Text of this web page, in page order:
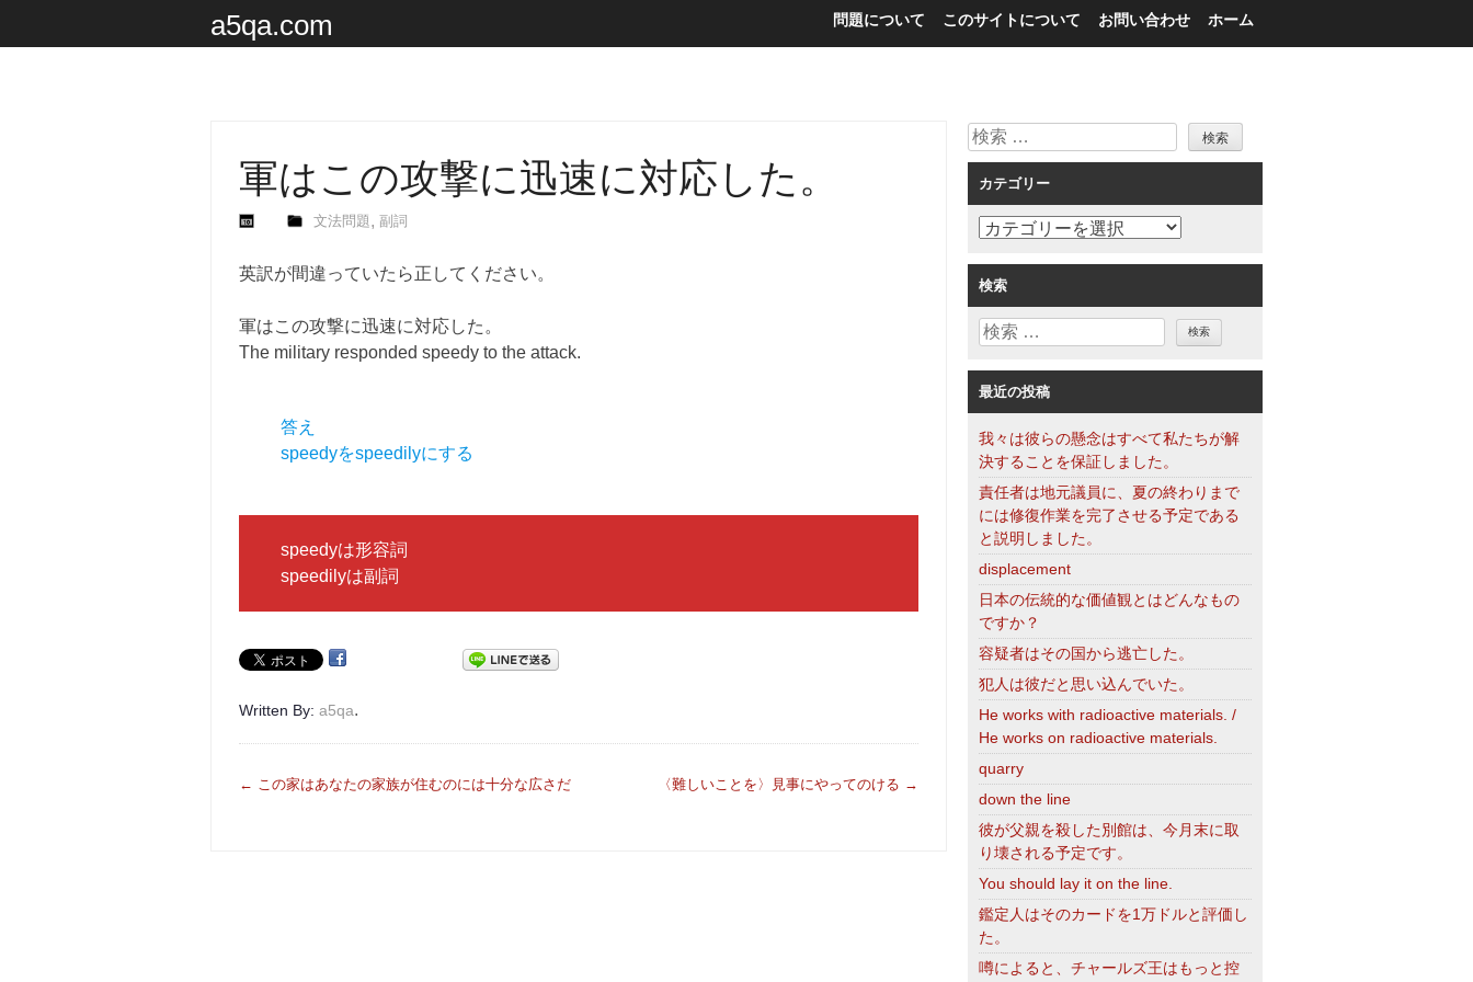
a5qa.com ホーム
お問い合わせ
このサイトについて
問題について
軍はこの攻撃に迅速に対応した。
文法問題, 副詞
英訳が間違っていたら正してください。
軍はこの攻撃に迅速に対応した。
The military responded speedy to the attack.
答え
speedyをspeedilyにする
speedyは形容詞
speedilyは副詞
Written By: a5qa.
投
← この家はあなたの家族が住むのには十分な広さだ 〈難しいことを〉見事にやってのける →
検
索
カテゴリー
カ
ゴ
リ
ー
検索
検
最近の投稿
我々は彼らの懸念はすべて私たちが解
決することを保証しました。
責任者は地元議員に、夏の終わりまで
には修復作業を完了させる予定である
と説明しました。
displacement
日本の伝統的な価値観とはどんなもの
ですか？
容疑者はその国から逃亡した。
犯人は彼だと思い込んでいた。
He works with radioactive materials. /
He works on radioactive materials.
quarry
down the line
彼が父親を殺した別館は、今月末に取
り壊される予定です。
You should lay it on the line.
鑑定人はそのカードを1万ドルと評価し
た。
噂によると、チャールズ王はもっと控